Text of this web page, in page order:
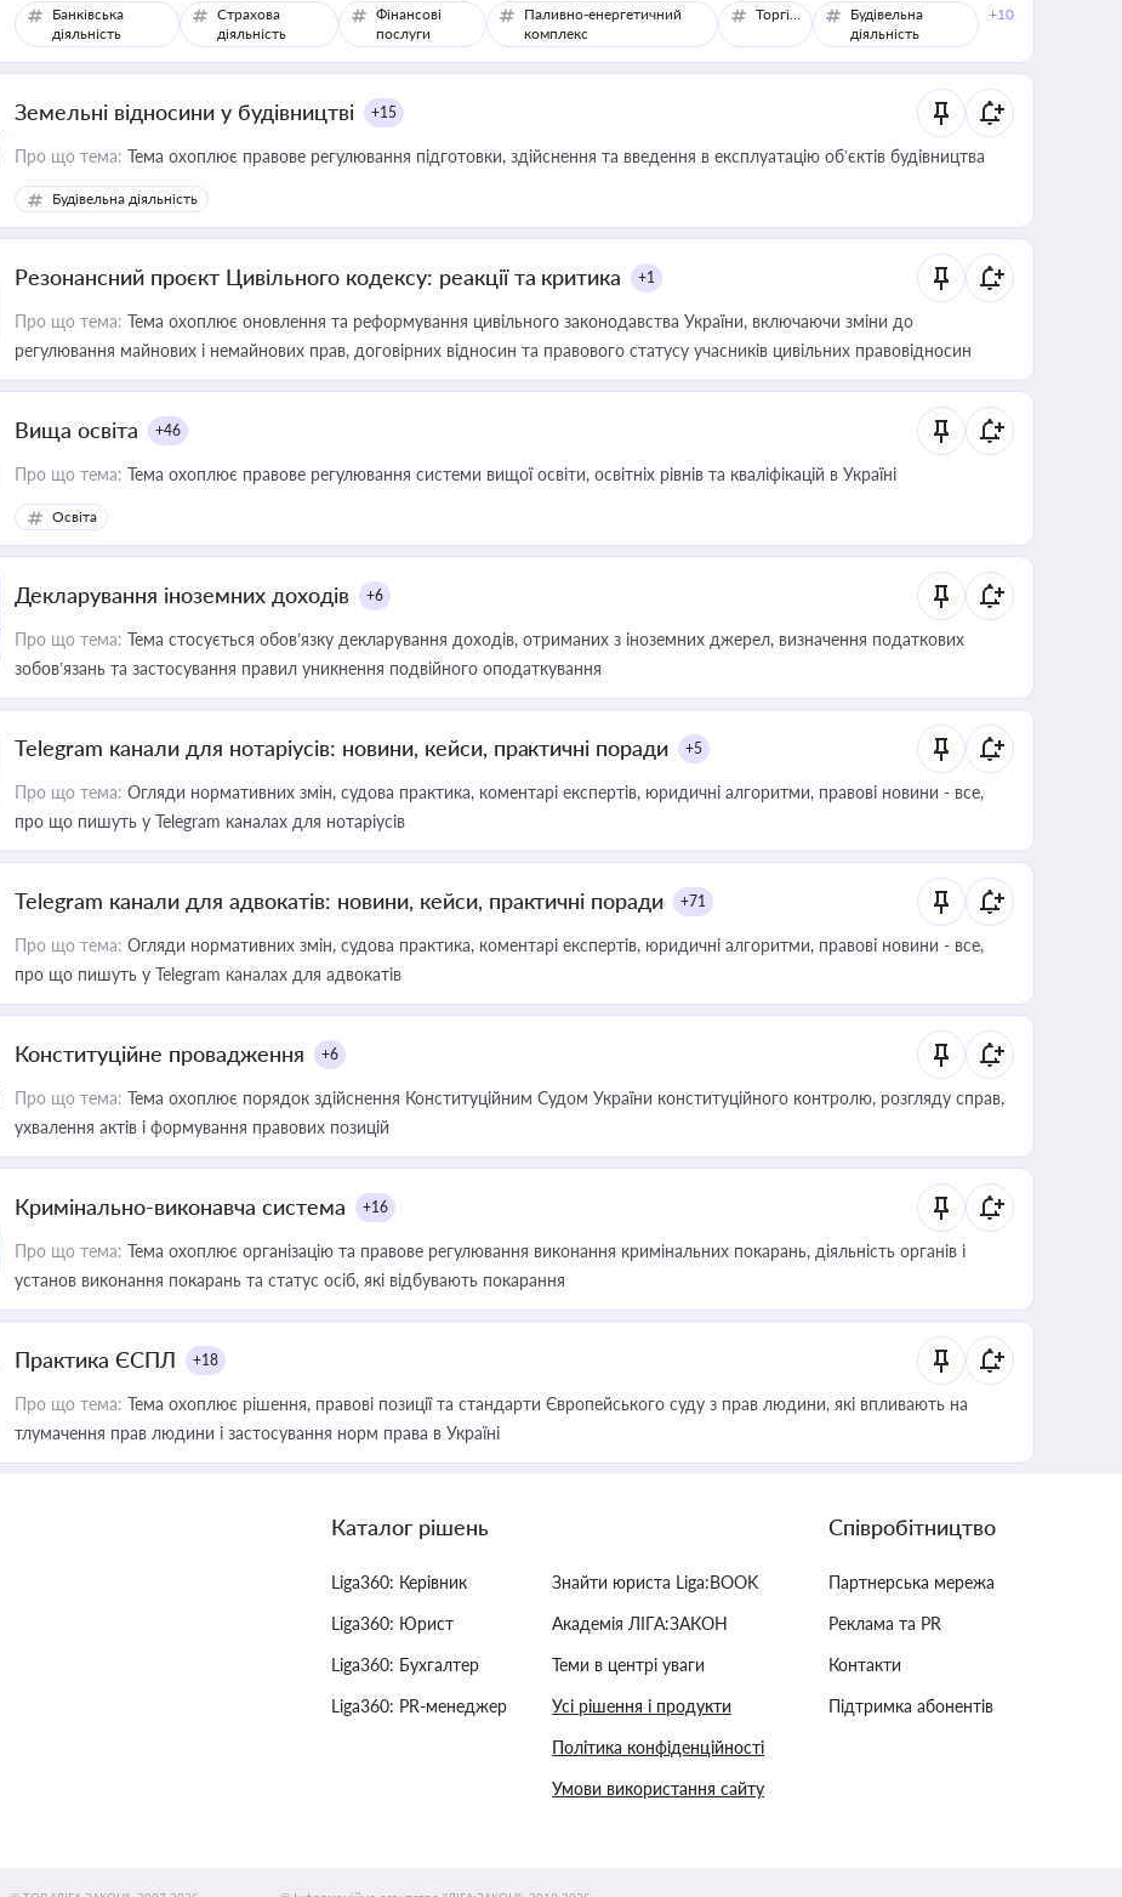
Банківська
діяльність
Страхова
діяльність
Фінансові
послуги
Паливно-енергетичний
комплекс
Торгівля
Будівельна
діяльність
+10
Земельні відносини у будівництві +15
Про що тема: Тема охоплює правове регулювання підготовки, здійснення та введення в експлуатацію об’єктів будівництва
Будівельна діяльність
Резонансний проєкт Цивільного кодексу: реакції та критика +1
Про що тема: Тема охоплює оновлення та реформування цивільного законодавства України, включаючи зміни до
регулювання майнових і немайнових прав, договірних відносин та правового статусу учасників цивільних правовідносин
Вища освіта +46
Про що тема: Тема охоплює правове регулювання системи вищої освіти, освітніх рівнів та кваліфікацій в Україні
Освіта
Декларування іноземних доходів +6
Про що тема: Тема стосується обов’язку декларування доходів, отриманих з іноземних джерел, визначення податкових
зобов’язань та застосування правил уникнення подвійного оподаткування
Telegram канали для нотаріусів: новини, кейси, практичні поради +5
Про що тема: Огляди нормативних змін, судова практика, коментарі експертів, юридичні алгоритми, правові новини - все,
про що пишуть у Telegram каналах для нотаріусів
Telegram канали для адвокатів: новини, кейси, практичні поради +71
Про що тема: Огляди нормативних змін, судова практика, коментарі експертів, юридичні алгоритми, правові новини - все,
про що пишуть у Telegram каналах для адвокатів
Конституційне провадження +6
Про що тема: Тема охоплює порядок здійснення Конституційним Судом України конституційного контролю, розгляду справ,
ухвалення актів і формування правових позицій
Кримінально-виконавча система +16
Про що тема: Тема охоплює організацію та правове регулювання виконання кримінальних покарань, діяльність органів і
установ виконання покарань та статус осіб, які відбувають покарання
Практика ЄСПЛ +18
Про що тема: Тема охоплює рішення, правові позиції та стандарти Європейського суду з прав людини, які впливають на
тлумачення прав людини і застосування норм права в Україні
Каталог рішень
Liga360: Керівник
Liga360: Юрист
Liga360: Бухгалтер
Liga360: PR-менеджер
Знайти юриста Liga:BOOK
Академія ЛІГА:ЗАКОН
Теми в центрі уваги
Усі рішення і продукти
Політика конфіденційності
Умови використання сайту
Співробітництво
Партнерська мережа
Реклама та PR
Контакти
Підтримка абонентів